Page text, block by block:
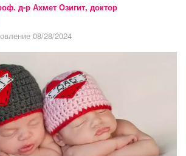
д-р Ахмет Озигит, доктор
08/28/2024